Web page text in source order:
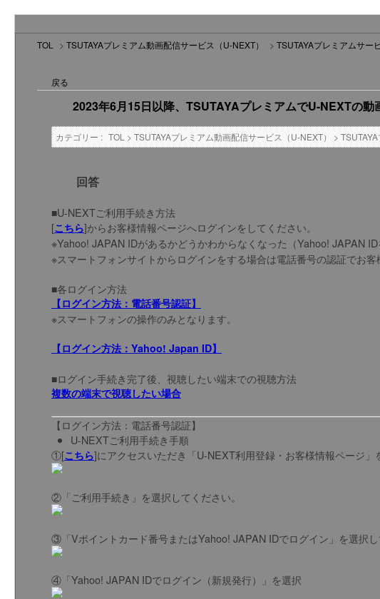
TOL > TSUTAYAプレミアム動画配信サービス（U-NEXT） > TSUTAYAプレミアムサー
戻る
2023年6月15日以降、TSUTAYAプレミアムでU-NEXTの
カテゴリー : TOL > TSUTAYAプレミアム動画配信サービス（U-NEXT） >
回答
■U-NEXTご利用手続き方法
[こちら]からお客様情報ページへログインをしてください。
※Yahoo! JAPAN IDがあるかどうかわからなくなった（Yahoo! JAPAN
※スマートフォンサイトからログインをする場合は電話番号の認証でお客
■各ログイン方法
【ログイン方法：電話番号認証】
※スマートフォンの操作のみとなります。
【ログイン方法：Yahoo! Japan ID】
■ログイン手続き完了後、視聴したい端末での視聴方法
複数の端末で視聴したい場合
【ログイン方法：電話番号認証】
U-NEXTご利用手続き手順
①[こちら]にアクセスいただき「U-NEXT利用登録・お客様情報ページ」
②「ご利用手続き」を選択してください。
③「Vポイントカード番号またはYahoo! JAPAN IDでログイン」を選択し
④「Yahoo! JAPAN IDでログイン（新規発行）」を選択